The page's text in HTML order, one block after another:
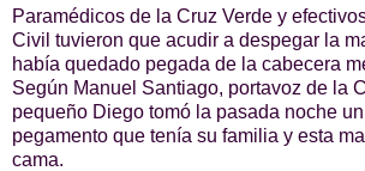
Paramédicos de la Cruz Verde y
Civil tuvieron que acudir a despegar la
había quedado pegada de la cabecera
Según Manuel Santiago, portavoz de la
pequeño Diego tomó la pasada noche
pegamento que tenía su familia y esta
cama.